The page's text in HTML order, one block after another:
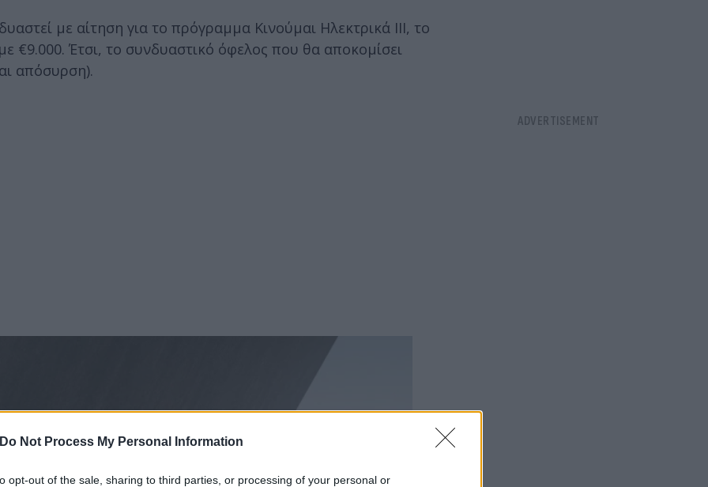
Do Not Process My Personal Information
opt-out of the sale, sharing to third parties, or processing of your personal or
με αίτηση για το πρόγραμμα Κινούμαι Ηλεκτρικά ΙΙΙ, το
€9.000. Έτσι, το συνδυαστικό όφελος που θα αποκομίσει
απόσυρση).